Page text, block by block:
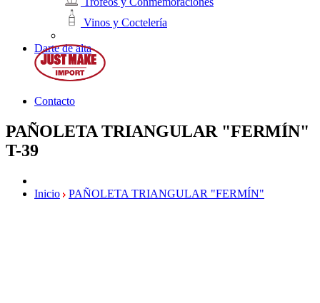
Vinos y Coctelería
Darte de alta
Contacto
PAÑOLETA TRIANGULAR "FERMÍN"
T-39
Inicio PAÑOLETA TRIANGULAR "FERMÍN"